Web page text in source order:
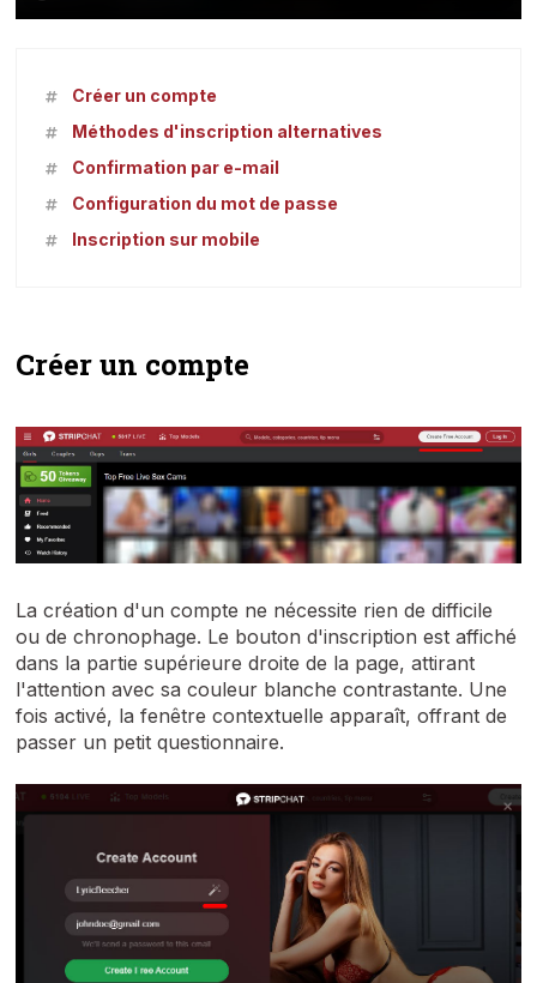
Créer un compte
Méthodes d'inscription alternatives
Confirmation par e-mail
Configuration du mot de passe
Inscription sur mobile
Créer un compte
La création d'un compte ne nécessite rien de difficile
ou de chronophage. Le bouton d'inscription est affiché
dans la partie supérieure droite de la page, attirant
l'attention avec sa couleur blanche contrastante. Une
fois activé, la fenêtre contextuelle apparaît, offrant de
passer un petit questionnaire.